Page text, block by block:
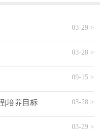
03-29 >
03-28 >
09-15 >
|培养目标 03-28 >
03-29 >